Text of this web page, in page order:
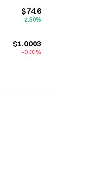
$74.6
2.30%
$1.0003
-0.03%